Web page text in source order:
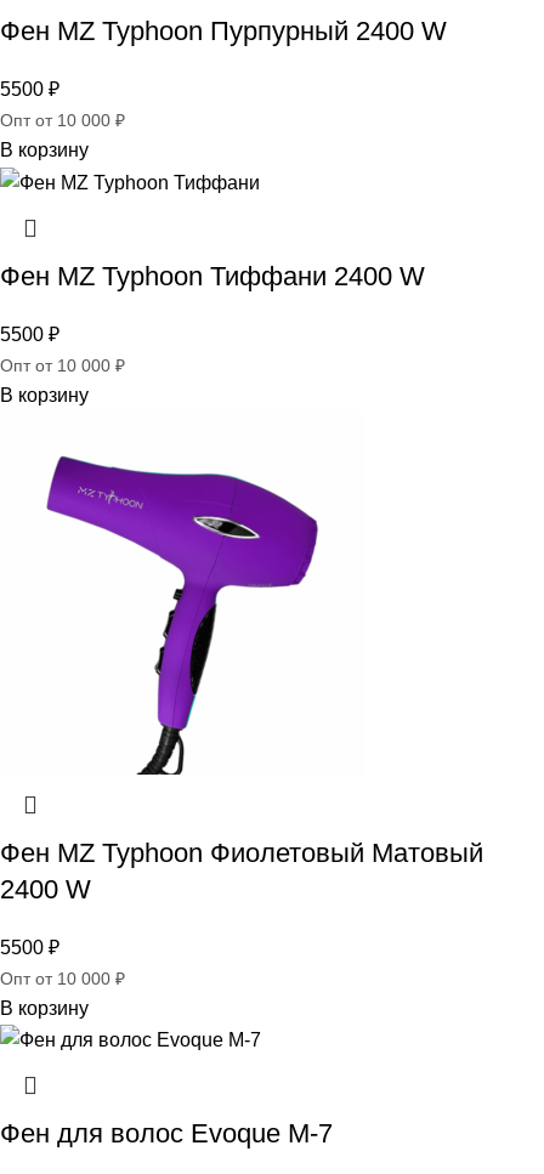
Фен MZ Typhoon Пурпурный 2400 W
5500 ₽
Опт от 10 000 ₽
В корзину
Фен MZ Typhoon Тиффани 2400 W
5500 ₽
Опт от 10 000 ₽
В корзину
Фен MZ Typhoon Фиолетовый Матовый
2400 W
5500 ₽
Опт от 10 000 ₽
В корзину
Фен для волос Evoque M-7